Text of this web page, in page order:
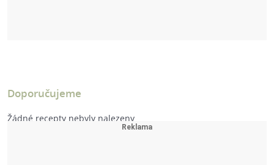
Doporučujeme
Žádné recepty nebyly nalezeny